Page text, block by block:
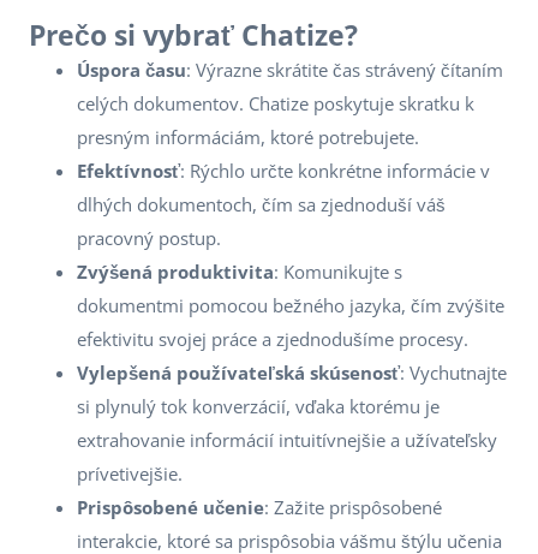
Prečo si vybrať Chatize?
Úspora času: Výrazne skrátite čas strávený čítaním
celých dokumentov. Chatize poskytuje skratku k
presným informáciám, ktoré potrebujete.
Efektívnosť: Rýchlo určte konkrétne informácie v
dlhých dokumentoch, čím sa zjednoduší váš
pracovný postup.
Zvýšená produktivita: Komunikujte s
dokumentmi pomocou bežného jazyka, čím zvýšite
efektivitu svojej práce a zjednodušíme procesy.
Vylepšená používateľská skúsenosť: Vychutnajte
si plynulý tok konverzácií, vďaka ktorému je
extrahovanie informácií intuitívnejšie a užívateľsky
prívetivejšie.
Prispôsobené učenie: Zažite prispôsobené
interakcie, ktoré sa prispôsobia vášmu štýlu učenia